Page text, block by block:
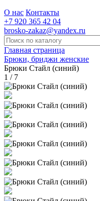
О нас Контакты
+7 920 365 42 04
brosko-zakaz@yandex.ru
Главная страница
Брюки, бриджи женские
Брюки Стайл (синий)
1 / 7